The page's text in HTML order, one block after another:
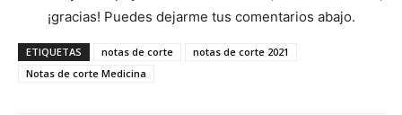
¡gracias! Puedes dejarme tus comentarios abajo.
ETIQUETAS notas de corte
notas de corte 2021
Notas de corte Medicina